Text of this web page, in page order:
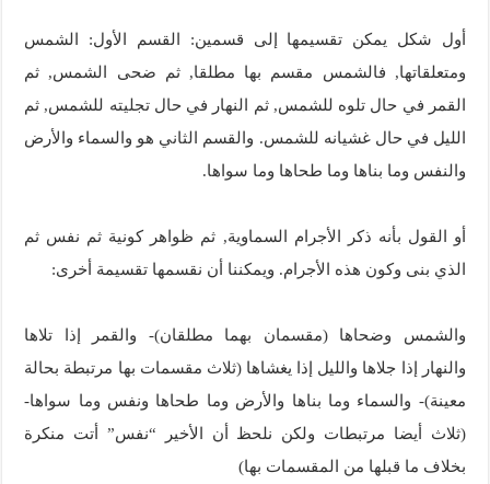
أول شكل يمكن تقسيمها إلى قسمين: القسم الأول: الشمس
ومتعلقاتها, فالشمس مقسم بها مطلقا, ثم ضحى الشمس, ثم
القمر في حال تلوه للشمس, ثم النهار في حال تجليته للشمس, ثم
الليل في حال غشيانه للشمس. والقسم الثاني هو والسماء والأرض
والنفس وما بناها وما طحاها وما سواها.
أو القول بأنه ذكر الأجرام السماوية, ثم ظواهر كونية ثم نفس ثم
الذي بنى وكون هذه الأجرام. ويمكننا أن نقسمها تقسيمة أخرى:
والشمس وضحاها (مقسمان بهما مطلقان)- والقمر إذا تلاها
والنهار إذا جلاها والليل إذا يغشاها (ثلاث مقسمات بها مرتبطة بحالة
معينة)- والسماء وما بناها والأرض وما طحاها ونفس وما سواها-
(ثلاث أيضا مرتبطات ولكن نلحظ أن الأخير “نفس” أتت منكرة
بخلاف ما قبلها من المقسمات بها)